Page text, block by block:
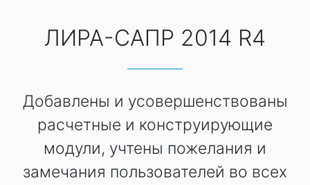
ЛИРА-САПР 2014 R4
Добавлены и усовершенствованы
расчетные и конструирующие
модули, учтены пожелания и
замечания пользователей во всех